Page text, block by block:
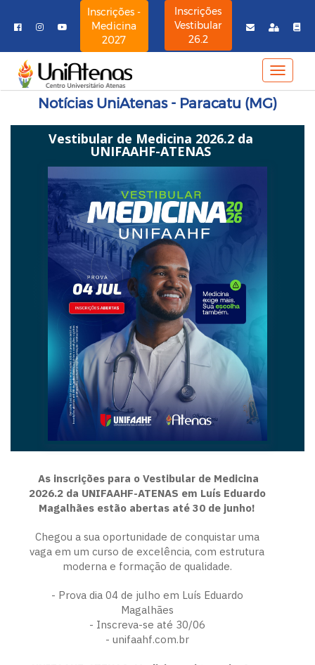
Inscrições -
Medicina
2027
Inscrições
Vestibular
26.2
MENU
Notícias UniAtenas - Paracatu (MG)
Vestibular de Medicina 2026.2 da
UNIFAAHF-ATENAS
As inscrições para o Vestibular de Medicina
2026.2 da UNIFAAHF-ATENAS em Luís Eduardo
Magalhães estão abertas até 30 de junho!
Chegou a sua oportunidade de conquistar uma
vaga em um curso de excelência, com estrutura
moderna e formação de qualidade.
- Prova dia 04 de julho em Luís Eduardo
Magalhães
- Inscreva-se até 30/06
- unifaahf.com.br